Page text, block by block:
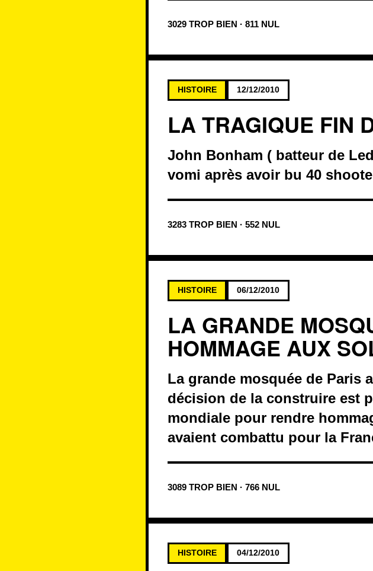
3029 TROP BIEN · 811 NUL
HISTOIRE 12/12/2010
LA TRAGIQUE FIN
John Bonham ( batteur de
vomi après avoir bu 40
3283 TROP BIEN · 552 NUL
HISTOIRE 06/12/2010
LA GRANDE
HOMMAGE AUX
La grande mosquée de Paris
décision de la construire est
mondiale pour rendre
avaient combattu pour la
3089 TROP BIEN · 766 NUL
HISTOIRE 04/12/2010